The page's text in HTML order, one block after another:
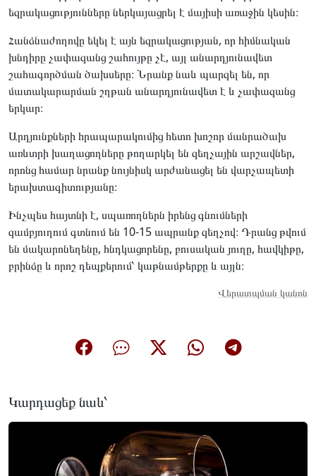
եզրակացությունները ներկայացրել է մայիսի առաջին կեսին։
Հանձնաժողովը եկել է այն եզրակացության, որ հիմնական
խնդիրը չափազանց շահույթը չէ, այլ անարդյունավետ
շահագործման ծախսերը։ Նրանք նաև պարզել են, որ
մատակարարման շղթան անարդյունավետ է և չափազանց
երկար։
Արդյունքների հրապարակումից հետո խոշոր մանրածախ
առևտրի խաղացողները թողարկել են զեղչային արշավներ,
որոնց համար նրանք նույնիսկ արժանացել են վարչապետի
երախտագիտությանը։
Ինչպես հայտնի է, սպառողներն իրենց գնումների
զամբյուղում գտնում են 10-15 ապրանք զեղչով։ Դրանց թվում
են մակարոնեղենը, հնդկացորենը, բուսական յուղը, հավկիթը,
բրինձը և որոշ դեպքերում՝ կաթնամթերքը և այլն։
Վերատպման կանոն
Կարդացեք նաև՝